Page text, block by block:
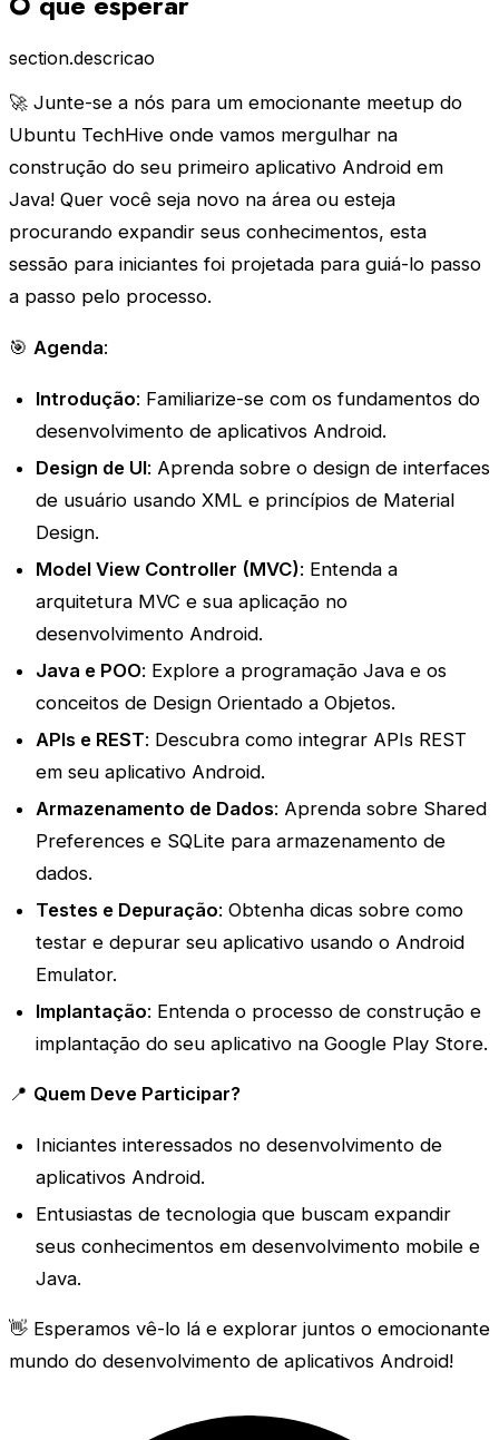
section.descricao
🚀 Junte-se a nós para um emocionante meetup do
Ubuntu TechHive onde vamos mergulhar na
construção do seu primeiro aplicativo Android em
Java! Quer você seja novo na área ou esteja
procurando expandir seus conhecimentos, esta
sessão para iniciantes foi projetada para guiá-lo passo
a passo pelo processo.
🎯 Agenda:
Introdução: Familiarize-se com os fundamentos do
desenvolvimento de aplicativos Android.
Design de UI: Aprenda sobre o design de interfaces
de usuário usando XML e princípios de Material
Design.
Model View Controller (MVC): Entenda a
arquitetura MVC e sua aplicação no
desenvolvimento Android.
Java e POO: Explore a programação Java e os
conceitos de Design Orientado a Objetos.
APIs e REST: Descubra como integrar APIs REST
em seu aplicativo Android.
Armazenamento de Dados: Aprenda sobre Shared
Preferences e SQLite para armazenamento de
dados.
Testes e Depuração: Obtenha dicas sobre como
testar e depurar seu aplicativo usando o Android
Emulator.
Implantação: Entenda o processo de construção e
implantação do seu aplicativo na Google Play Store.
📍 Quem Deve Participar?
Iniciantes interessados no desenvolvimento de
aplicativos Android.
Entusiastas de tecnologia que buscam expandir
seus conhecimentos em desenvolvimento mobile e
Java.
👋 Esperamos vê-lo lá e explorar juntos o emocionante
mundo do desenvolvimento de aplicativos Android!